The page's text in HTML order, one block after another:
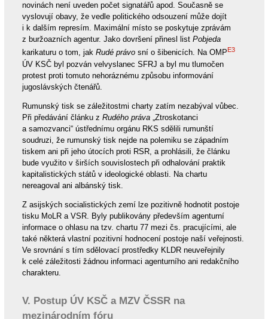
novinách není uveden počet signatářů apod. Současně se
vyslovují obavy, že vedle politického odsouzení může dojít
i k dalším represím. Maximální místo se poskytuje zprávám
z buržoazních agentur. Jako dovršení přinesl list Pobjeda
karikaturu o tom, jak Rudé právosní o šibenicích. Na OMP E3
ÚV KSČ byl pozván velvyslanec SFRJ a byl mu tlumočen
protest proti tomuto nehoráznému způsobu informování
jugoslávských čtenářů.
Rumunský tisk se záležitostmi charty zatím nezabýval vůbec.
Při předávání článku z Rudého práva„Ztroskotanci
a samozvanci“ ústřednímu orgánu RKS sdělili rumunští
soudruzi, že rumunský tisk nejde na polemiku se západním
tiskem ani při jeho útocích proti RSR, a prohlásili, že článku
bude využito v širších souvislostech při odhalování praktik
kapitalistických států v ideologické oblasti. Na chartu
nereagoval ani albánský tisk.
Z asijských socialistických zemí lze pozitivně hodnotit postoje
tisku MoLR a VSR. Byly publikovány především agenturní
informace o ohlasu na tzv. chartu 77 mezi čs. pracujícími, ale
také některá vlastní pozitivní hodnocení postoje naší veřejnosti.
Ve srovnání s tím sdělovací prostředky KLDR neuveřejnily
k celé záležitosti žádnou informaci agenturního ani redakčního
charakteru.
V. Postup ÚV KSČ a MZV ČSSR na
mezinárodním fóru